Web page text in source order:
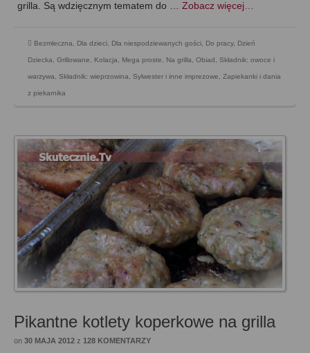
grilla. Są wdzięcznym tematem do … Zobacz więcej…
Bezmleczna, Dla dzieci, Dla niespodziewanych gości, Do pracy, Dzień
Dziecka, Grillowane, Kolacja, Mega proste, Na grilla, Obiad, Składnik: owoce i
warzywa, Składnik: wieprzowina, Sylwester i inne imprezowe, Zapiekanki i dania
z piekarnika
Pikantne kotlety koperkowe na grilla
on 30 MAJA 2012 z 128 KOMENTARZY